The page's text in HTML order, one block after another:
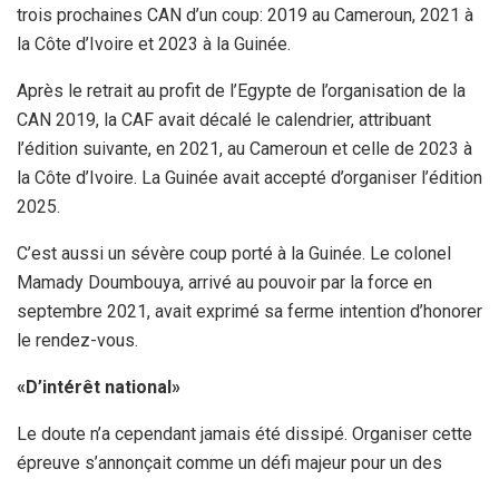
trois prochaines CAN d’un coup: 2019 au Cameroun, 2021 à
la Côte d’Ivoire et 2023 à la Guinée.
Après le retrait au profit de l’Egypte de l’organisation de la
CAN 2019, la CAF avait décalé le calendrier, attribuant
l’édition suivante, en 2021, au Cameroun et celle de 2023 à
la Côte d’Ivoire. La Guinée avait accepté d’organiser l’édition
2025.
C’est aussi un sévère coup porté à la Guinée. Le colonel
Mamady Doumbouya, arrivé au pouvoir par la force en
septembre 2021, avait exprimé sa ferme intention d’honorer
le rendez-vous.
«D’intérêt national»
Le doute n’a cependant jamais été dissipé. Organiser cette
épreuve s’annonçait comme un défi majeur pour un des